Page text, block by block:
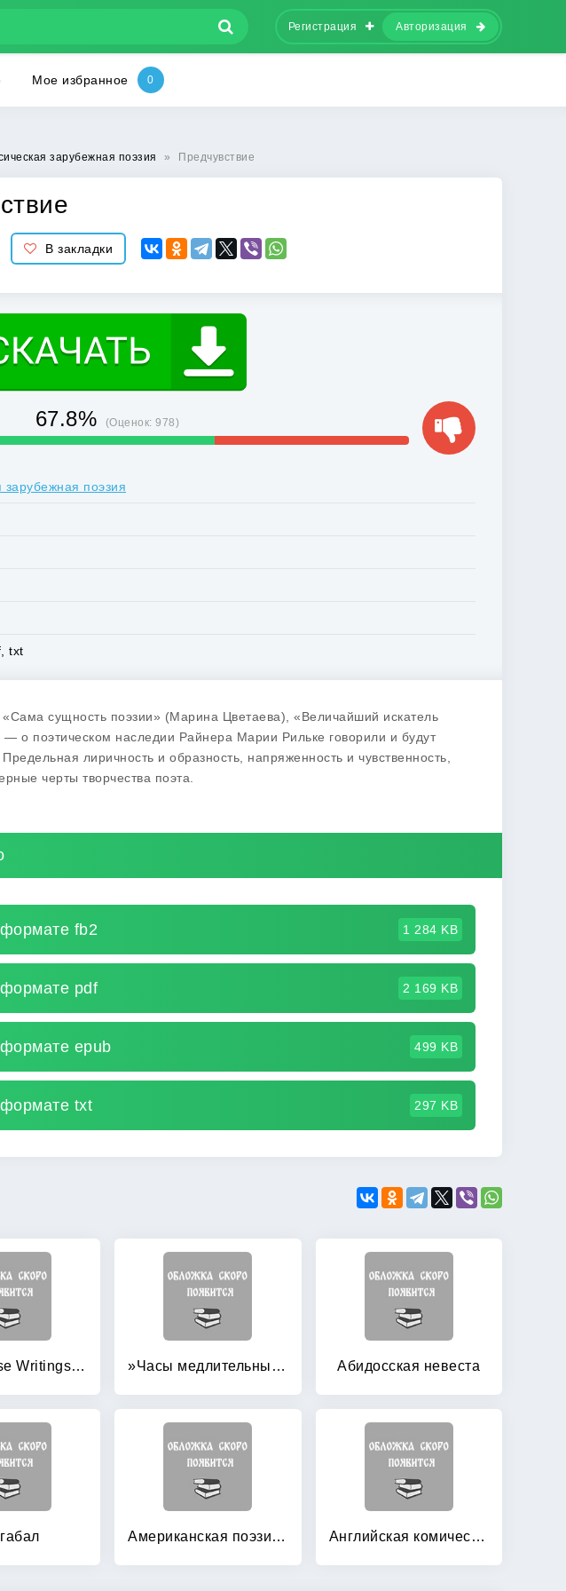
Регистрация Авторизация
Мое избранное
зарубежная поэзия » Предчувствие
В закладки
67.8% (Оценок:978)
зарубежная поэзия
txt
сущность поэзии» (Марина Цветаева), «Величайший искатель
о поэтическом наследии Райнера Марии Рильке говорили и будут
лиричность и образность, напряженность и чувственность,
черты творчества поэта.
fb2 1 284 KB
pdf 2 169 KB
epub 499 KB
txt 297 KB
Plays, Prose Writings and Poems »Часы медлительны, торжественны и сини: « Абидосская невеста
Американская поэзия и проза XIX-начала XX в (С-852) Английская комическая поэзия от Байрона до Киплинга: Английская комическая поэзия от Шекспира до Бёрнса. Английские крылатые выражения (количество томов: 3)